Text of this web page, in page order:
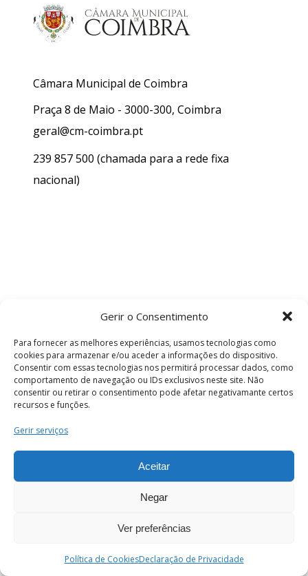
Gerir o Consentimento
Para fornecer as melhores experiências, usamos tecnologias como
cookies para armazenar e/ou aceder a informações do dispositivo.
Consentir com essas tecnologias nos permitirá processar dados, como
comportamento de navegação ou IDs exclusivos neste site. Não
consentir ou retirar o consentimento pode afetar negativamante certos
recursos e funções.
Gerir serviços
Aceitar
Negar
Ver preferências
Política de CookiesDeclaração de Privacidade
Câmara Municipal de Coimbra
Praça 8 de Maio - 3000-300, Coimbra
geral@cm-coimbra.pt
239 857 500 (chamada para a rede fixa
nacional)
Termos e Condições
os direitos reservados.